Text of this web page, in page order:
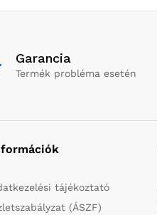
Garancia
Termék probléma esetén
tájékoztató
(ÁSZF)